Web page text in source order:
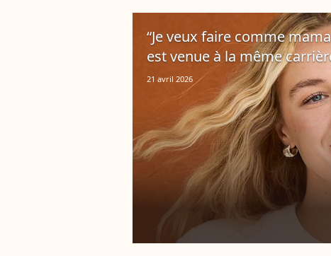
“Je veux faire comme
est venue à la même
21 avril 2026